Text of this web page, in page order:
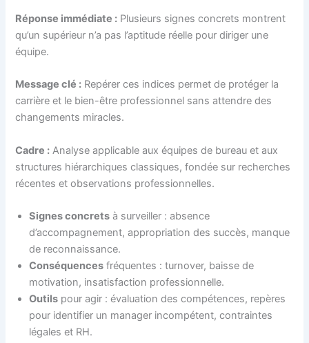
Réponse immédiate : Plusieurs signes concrets montrent
qu’un supérieur n’a pas l’aptitude réelle pour diriger une
équipe.
Message clé : Repérer ces indices permet de protéger la
carrière et le bien-être professionnel sans attendre des
changements miracles.
Cadre : Analyse applicable aux équipes de bureau et aux
structures hiérarchiques classiques, fondée sur recherches
récentes et observations professionnelles.
Signes concrets à surveiller : absence
d’accompagnement, appropriation des succès, manque
de reconnaissance.
Conséquences fréquentes : turnover, baisse de
motivation, insatisfaction professionnelle.
Outils pour agir : évaluation des compétences, repères
pour identifier un manager incompétent, contraintes
légales et RH.